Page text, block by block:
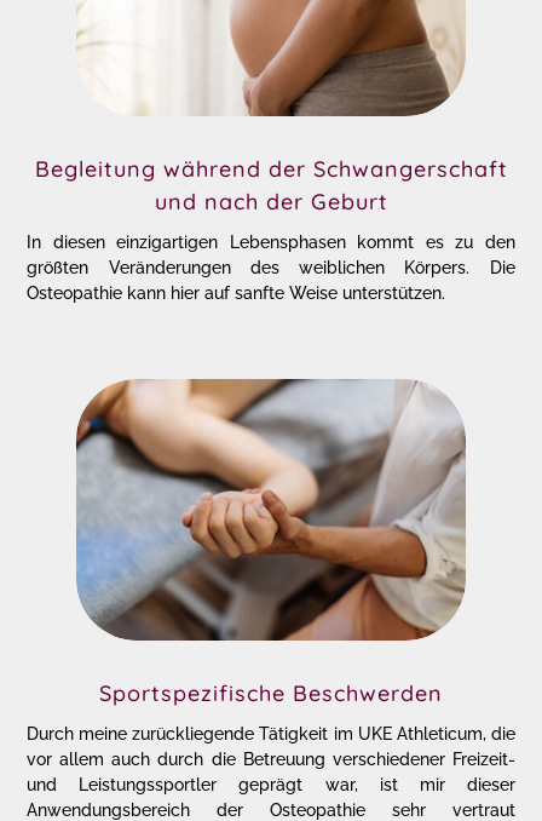
Begleitung während der Schwangerschaft
und nach der Geburt
In diesen einzigartigen Lebensphasen kommt es zu den
größten Veränderungen des weiblichen Körpers. Die
Osteopathie kann hier auf sanfte Weise unterstützen.
Sportspezifische Beschwerden
Durch meine zurückliegende Tätigkeit im UKE Athleticum, die
vor allem auch durch die Betreuung verschiedener Freizeit-
und Leistungssportler geprägt war, ist mir dieser
Anwendungsbereich der Osteopathie sehr vertraut